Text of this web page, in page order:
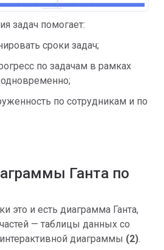
задач помогает:
сроки задач;
по задачам в рамках
по сотрудникам и по
Ганта по
это и есть диаграмма Ганта,
— таблицы данных со
диаграммы (2).